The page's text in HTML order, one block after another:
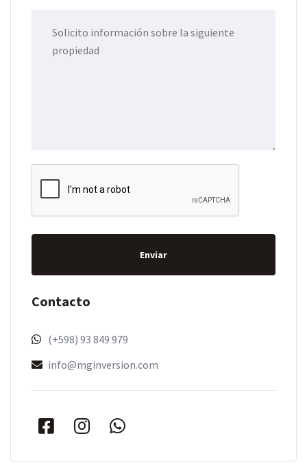
Enviar
Contacto
(+598) 93 849 979
info@mginversion.com